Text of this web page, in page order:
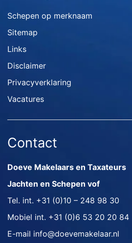
Schepen op merknaam
Sitemap
Links
Disclaimer
Privacyverklaring
Vacatures
Contact
Doeve Makelaars en Taxateurs
Jachten en Schepen vof
Tel. int. +31 (0)10 – 248 98 30
Mobiel int. +31 (0)6 53 20 20 84
E-mail info@doevemakelaar.nl